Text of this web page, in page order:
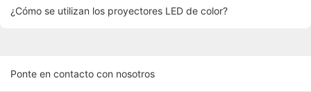
¿Cómo se utilizan los proyectores LED de color?
Ponte en contacto con nosotros